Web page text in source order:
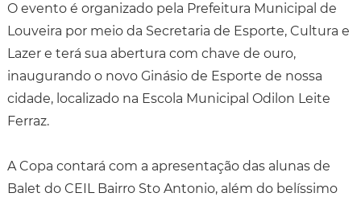
O evento é organizado pela Prefeitura Municipal de
Louveira por meio da Secretaria de Esporte, Cultura e
Lazer e terá sua abertura com chave de ouro,
inaugurando o novo Ginásio de Esporte de nossa
cidade, localizado na Escola Municipal Odilon Leite
Ferraz.
A Copa contará com a apresentação das alunas de
Balet do CEIL Bairro Sto Antonio, além do belíssimo